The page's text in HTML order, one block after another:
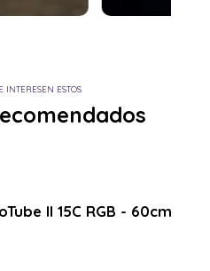
INTERESEN ESTOS
II 15C RGB - 60cm